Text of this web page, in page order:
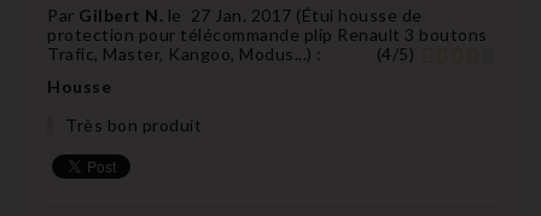
Par Gilbert N. le 27 Jan. 2017 (Étui housse de
protection pour télécommande plip Renault 3 boutons
Trafic, Master, Kangoo, Modus...) : (4/5)
Housse
Très bon produit